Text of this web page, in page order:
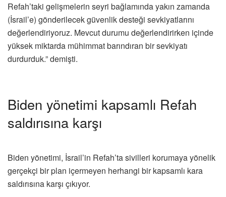
Refah’taki gelişmelerin seyri bağlamında yakın zamanda
(İsrail’e) gönderilecek güvenlik desteği sevkiyatlarını
değerlendiriyoruz. Mevcut durumu değerlendirirken içinde
yüksek miktarda mühimmat barındıran bir sevkiyatı
durdurduk.” demişti.
Biden yönetimi kapsamlı Refah
saldırısına karşı
Biden yönetimi, İsrail’in Refah’ta sivilleri korumaya yönelik
gerçekçi bir plan içermeyen herhangi bir kapsamlı kara
saldırısına karşı çıkıyor.